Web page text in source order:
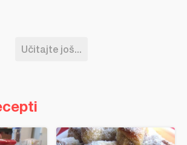
Učitajte još...